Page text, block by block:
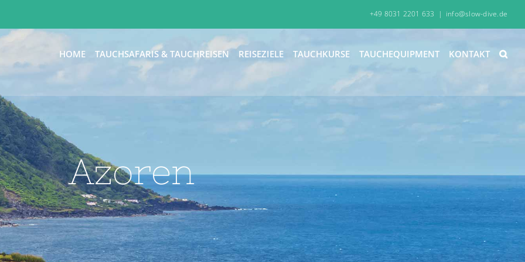
+49 8031 2201 633 | info@slow-dive.de
HOME TAUCHSAFARIS & TAUCHREISEN REISEZIELE TAUCHKURSE TAUCHEQUIPMENT KONTAKT
Azoren